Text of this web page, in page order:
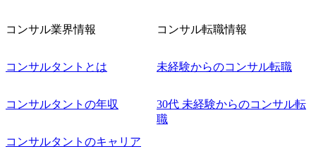
上げていきたい ・サービスやソリューションに捉われず、
でのプロジェクトに参画し、自身のスキルアップを図りた
規事業開発にも興味があり、ゆくゆくはチャレンジしてみ
コンサル業界情報
コンサルタントとは
コンサルタントの年収
コンサルタントのキャリア
コンサル転職情報
未経験からのコンサル転職
30代 未経験からのコンサル転
職